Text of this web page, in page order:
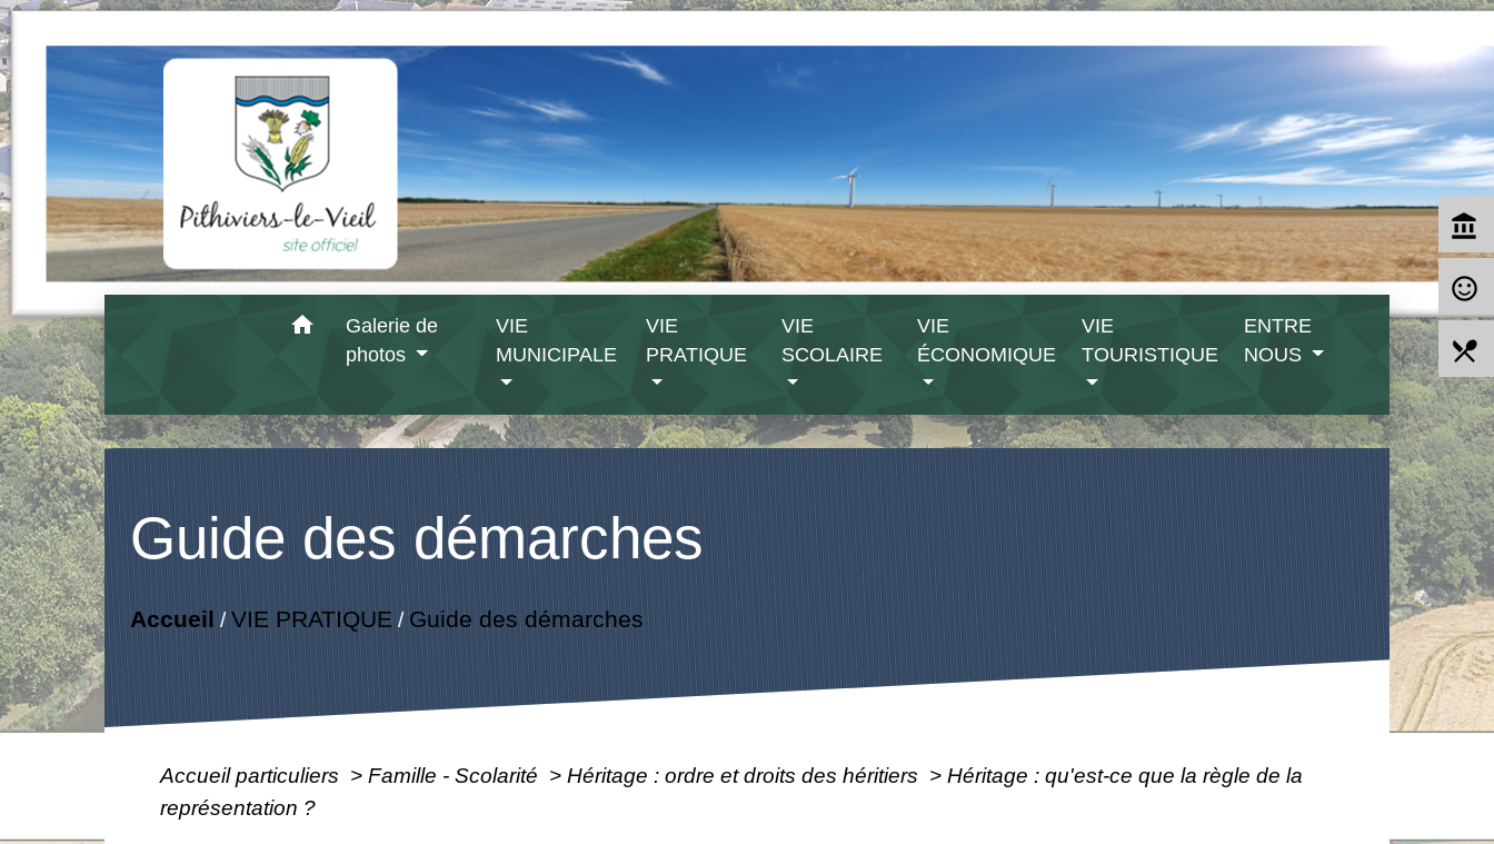
home
Galerie de
photos
VIE
MUNICIPALE
VIE
PRATIQUE
VIE
SCOLAIRE
VIE
ÉCONOMIQUE
VIE
TOURISTIQUE
ENTRE
NOUS
Guide des démarches
Accueil /VIE PRATIQUE/ Guide des démarches
Accueil particuliers > Famille - Scolarité > Héritage : ordre et droits des héritiers > Héritage : qu'est-ce que la règle de la
représentation ?
account_balance
sentiment_satisfied_alt
local_dining